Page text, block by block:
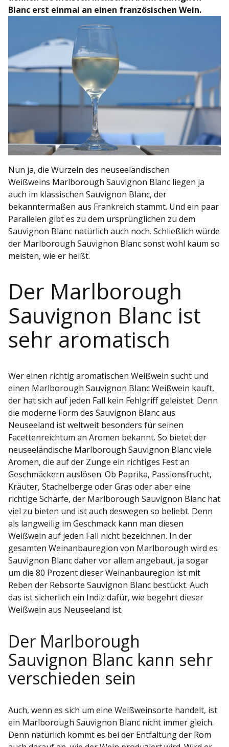
Blanc erst einmal an einen französischen Wein.
Nun ja, die Wurzeln des neuseeländischen
Weißweins Marlborough Sauvignon Blanc liegen ja
auch im klassischen Sauvignon Blanc, der
bekanntermaßen aus Frankreich stammt. Und ein paar
Parallelen gibt es zu dem ursprünglichen zu dem
Sauvignon Blanc natürlich auch noch. Schließlich würde
der Marlborough Sauvignon Blanc sonst wohl kaum so
meisten, wie er heißt.
Der Marlborough
Sauvignon Blanc ist
sehr aromatisch
Wer einen richtig aromatischen Weißwein sucht und
einen Marlborough Sauvignon Blanc Weißwein kauft,
der hat sich auf jeden Fall kein Fehlgriff geleistet. Denn
die moderne Form des Sauvignon Blanc aus
Neuseeland ist weltweit besonders für seinen
Facettenreichtum an Aromen bekannt. So bietet der
neuseeländische Marlborough Sauvignon Blanc viele
Aromen, die auf der Zunge ein richtiges Fest an
Geschmäckern auslösen. Ob Paprika, Passionsfrucht,
Kräuter, Stachelberge oder Gras oder aber eine
richtige Schärfe, der Marlborough Sauvignon Blanc hat
viel zu bieten und ist auch deswegen so beliebt. Denn
als langweilig im Geschmack kann man diesen
Weißwein auf jeden Fall nicht bezeichnen. In der
gesamten Weinanbauregion von Marlborough wird es
Sauvignon Blanc daher vor allem angebaut, ja sogar
um die 80 Prozent dieser Weinanbauregion ist mit
Reben der Rebsorte Sauvignon Blanc bestückt. Auch
das ist sicherlich ein Indiz dafür, wie begehrt dieser
Weißwein aus Neuseeland ist.
Der Marlborough
Sauvignon Blanc kann sehr
verschieden sein
Auch, wenn es sich um eine Weißweinsorte handelt, ist
ein Marlborough Sauvignon Blanc nicht immer gleich.
Denn natürlich kommt es bei der Entfaltung der Rom